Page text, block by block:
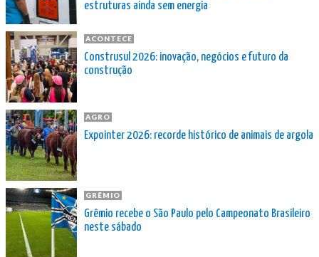
estruturas ainda sem energia
ACONTECE
Construsul 2026: inovação, negócios e futuro da
construção
AGRO
Expointer 2026: recorde histórico de animais de argola
GRÊMIO
Grêmio recebe o São Paulo pelo Campeonato Brasileiro
neste sábado